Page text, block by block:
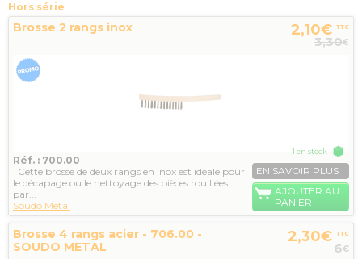
Hors série
Brosse 2 rangs inox 2,10€ TTC
3,30€
Réf. : 700.00
Cette brosse de deux rangs en inox est idéale pour
le décapage ou le nettoyage des pièces rouillées
par...
Soudo Metal
1 en stock
EN SAVOIR PLUS
AJOUTER AU
PANIER
Brosse 4 rangs acier - 706.00 -
SOUDO METAL
2,30€ TTC
6€